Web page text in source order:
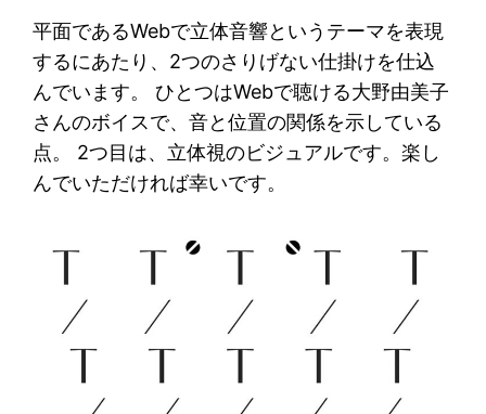
平面であるWebで立体音響というテーマを表現
するにあたり、2つのさりげない仕掛けを仕込
んでいます。 ひとつはWebで聴ける大野由美子
さんのボイスで、音と位置の関係を示している
点。 2つ目は、立体視のビジュアルです。楽し
んでいただければ幸いです。